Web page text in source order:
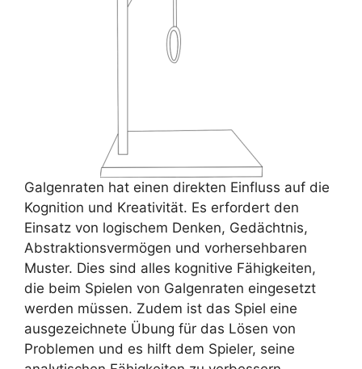
Galgenraten hat einen direkten Einfluss auf die
Kognition und Kreativität. Es erfordert den
Einsatz von logischem Denken, Gedächtnis,
Abstraktionsvermögen und vorhersehbaren
Muster. Dies sind alles kognitive Fähigkeiten,
die beim Spielen von Galgenraten eingesetzt
werden müssen. Zudem ist das Spiel eine
ausgezeichnete Übung für das Lösen von
Problemen und es hilft dem Spieler, seine